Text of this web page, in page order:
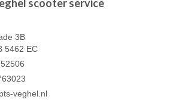
scooter service
3B
5462 EC
veghel.nl